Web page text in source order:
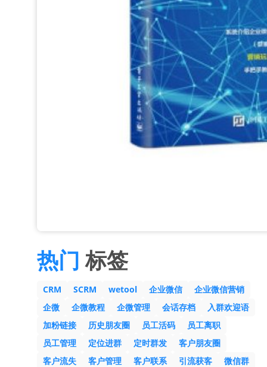
热门 标签
CRM SCRM wetool 企业微信
企业微信营销
企微
企微教程 企微管理 会话存档
入群欢迎语
加粉链接
历史朋友圈 员工活码
员工离职
员工管理
定位进群 定时群发
客户朋友圈
客户流失
客户管理 客户联系 引流获客
微信群